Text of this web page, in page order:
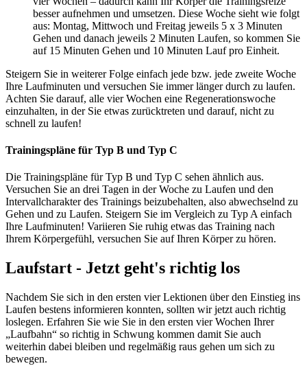
besser aufnehmen und umsetzen. Diese Woche sieht wie folgt
aus: Montag, Mittwoch und Freitag jeweils 5 x 3 Minuten
Gehen und danach jeweils 2 Minuten Laufen, so kommen Sie
auf 15 Minuten Gehen und 10 Minuten Lauf pro Einheit.
Steigern Sie in weiterer Folge einfach jede bzw. jede zweite Woche
Ihre Laufminuten und versuchen Sie immer länger durch zu laufen.
Achten Sie darauf, alle vier Wochen eine Regenerationswoche
einzuhalten, in der Sie etwas zurücktreten und darauf, nicht zu
schnell zu laufen!
Trainingspläne für Typ B und Typ C
Die Trainingspläne für Typ B und Typ C sehen ähnlich aus.
Versuchen Sie an drei Tagen in der Woche zu Laufen und den
Intervallcharakter des Trainings beizubehalten, also abwechselnd zu
Gehen und zu Laufen. Steigern Sie im Vergleich zu Typ A einfach
Ihre Laufminuten! Variieren Sie ruhig etwas das Training nach
Ihrem Körpergefühl, versuchen Sie auf Ihren Körper zu hören.
Laufstart - Jetzt geht's richtig los
Nachdem Sie sich in den ersten vier Lektionen über den Einstieg ins
Laufen bestens informieren konnten, sollten wir jetzt auch richtig
loslegen. Erfahren Sie wie Sie in den ersten vier Wochen Ihrer
„Laufbahn“ so richtig in Schwung kommen damit Sie auch
weiterhin dabei bleiben und regelmäßig raus gehen um sich zu
bewegen.